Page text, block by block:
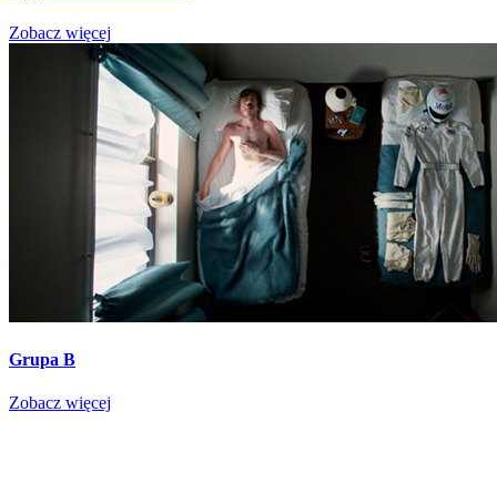
Zobacz więcej
Grupa B
Zobacz więcej